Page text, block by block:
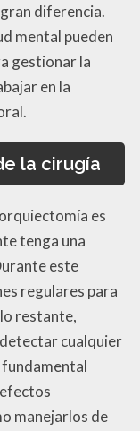
diferencia.
mental pueden
gestionar la
en la
la cirugía
es
tenga una
este
regulares para
restante,
cualquier
fundamental
manejarlos de